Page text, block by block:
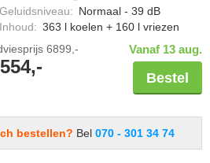
Geluidsniveau: Normaal - 39 dB
Inhoud: 363 l koelen + 160 l vriezen
6899,- Vanaf 13 aug.
Bestel
bestellen? Bel 070 - 301 34 74